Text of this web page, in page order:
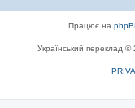
Працює на
Український переклад ©